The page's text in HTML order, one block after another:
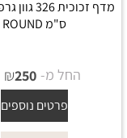
ס"מ ROUND
החל מ- ₪250
פרטים נוספים